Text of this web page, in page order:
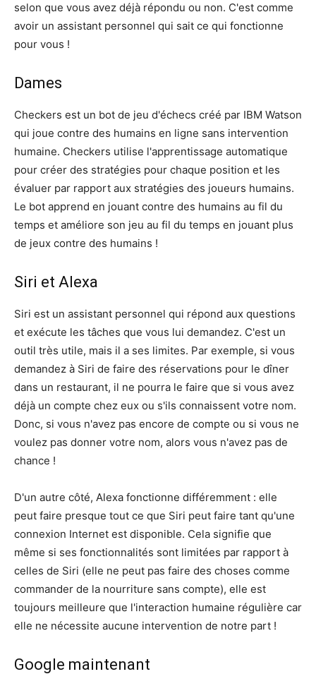
selon que vous avez déjà répondu ou non. C'est comme
avoir un assistant personnel qui sait ce qui fonctionne
pour vous !
Dames
Checkers est un bot de jeu d'échecs créé par IBM Watson
qui joue contre des humains en ligne sans intervention
humaine. Checkers utilise l'apprentissage automatique
pour créer des stratégies pour chaque position et les
évaluer par rapport aux stratégies des joueurs humains.
Le bot apprend en jouant contre des humains au fil du
temps et améliore son jeu au fil du temps en jouant plus
de jeux contre des humains !
Siri et Alexa
Siri est un assistant personnel qui répond aux questions
et exécute les tâches que vous lui demandez. C'est un
outil très utile, mais il a ses limites. Par exemple, si vous
demandez à Siri de faire des réservations pour le dîner
dans un restaurant, il ne pourra le faire que si vous avez
déjà un compte chez eux ou s'ils connaissent votre nom.
Donc, si vous n'avez pas encore de compte ou si vous ne
voulez pas donner votre nom, alors vous n'avez pas de
chance !
D'un autre côté, Alexa fonctionne différemment : elle
peut faire presque tout ce que Siri peut faire tant qu'une
connexion Internet est disponible. Cela signifie que
même si ses fonctionnalités sont limitées par rapport à
celles de Siri (elle ne peut pas faire des choses comme
commander de la nourriture sans compte), elle est
toujours meilleure que l'interaction humaine régulière car
elle ne nécessite aucune intervention de notre part !
Google maintenant